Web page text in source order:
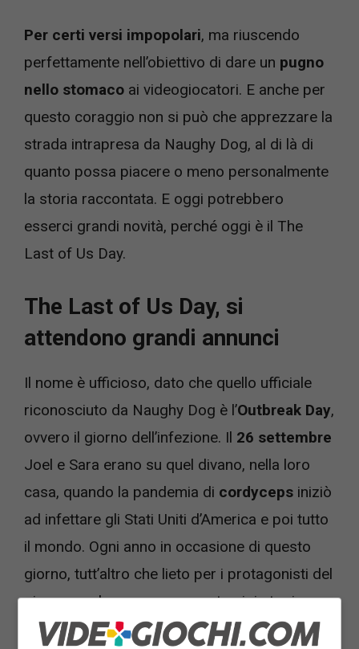
Per certi versi impopolari, ma riuscendo
perfettamente nell’obiettivo di dare un pugno
nello stomaco ai videogiocatori. E anche per
questo coraggio non si può che apprezzare la
strada intrapresa da Naughy Dog, al di là di
quanto possa piacere o meno personalmente
la storia raccontata. E oggi potrebbero
esserci grandi novità, perché oggi è il The
Last of Us Day.
The Last of Us Day, si
attendono grandi annunci
Il nome è ufficioso, dato che quello ufficiale
riconosciuto da Naughy Dog è l’Outbreak Day,
ovvero il giorno dell’infezione. Il 26 settembre
Joel e Sara erano su quel divano, nella loro
casa, quando la pandemia di cordyceps iniziò
ad infettare gli Stati Uniti d’America e poi tutto
il mondo. Ogni anno in occasione di questo
giorno, tutt’altro che lieto per i protagonisti del
gioco ma che comunque porta gioia tra i
videogiocatori, gli sviluppatori fanno degli